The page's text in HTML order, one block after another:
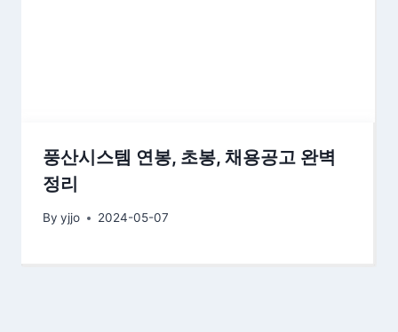
풍산시스템 연봉, 초봉, 채용공고 완벽
정리
By yjjo 2024-05-07